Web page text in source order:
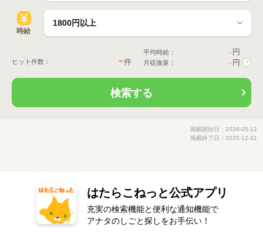
時給
ヒット件数： -件
平均時給： - 円
月収換算： - 円 ?
検索する
掲載開始日：2026-05-12
掲載終了日：2035-12-31
はたらこねっと公式アプリ
充実の検索機能と便利な通知機能で
アナタのしごと探しをお手伝い！